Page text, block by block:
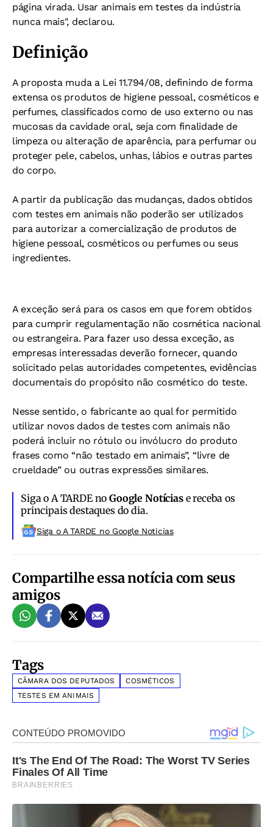
página virada. Usar animais em testes da indústria
nunca mais", declarou.
Definição
A proposta muda a Lei 11.794/08, definindo de forma
extensa os produtos de higiene pessoal, cosméticos e
perfumes, classificados como de uso externo ou nas
mucosas da cavidade oral, seja com finalidade de
limpeza ou alteração de aparência, para perfumar ou
proteger pele, cabelos, unhas, lábios e outras partes
do corpo.
A partir da publicação das mudanças, dados obtidos
com testes em animais não poderão ser utilizados
para autorizar a comercialização de produtos de
higiene pessoal, cosméticos ou perfumes ou seus
ingredientes.
A exceção será para os casos em que forem obtidos
para cumprir regulamentação não cosmética nacional
ou estrangeira. Para fazer uso dessa exceção, as
empresas interessadas deverão fornecer, quando
solicitado pelas autoridades competentes, evidências
documentais do propósito não cosmético do teste.
Nesse sentido, o fabricante ao qual for permitido
utilizar novos dados de testes com animais não
poderá incluir no rótulo ou invólucro do produto
frases como “não testado em animais”, “livre de
crueldade” ou outras expressões similares.
Siga o A TARDE noGoogle Notíciase receba os
principais destaques do dia.
Siga o A TARDE no Google Noticias
Compartilhe essa notícia com seus
amigos
Tags
CÂMARA DOS DEPUTADOS
COSMÉTICOS
TESTES EM ANIMAIS